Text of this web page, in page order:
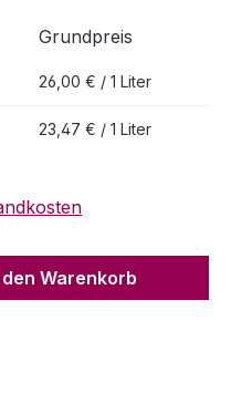
Grundpreis
26,00 € / 1 Liter
23,47 € / 1 Liter
den
den Warenkorb